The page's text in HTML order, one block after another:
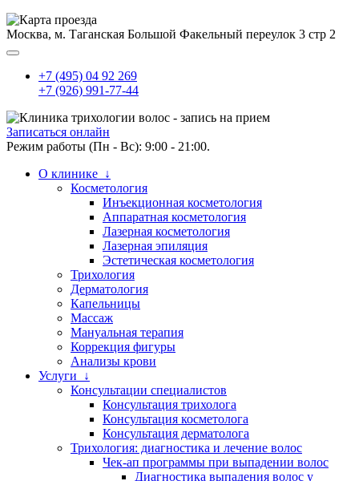
Москва, м. Таганская Большой Факельный переулок 3 стр 2
+7 (495) 04 92 269
+7 (926) 991-77-44
Записаться онлайн
Режим работы (Пн - Вс): 9:00 - 21:00.
О клинике ↓
Косметология
Инъекционная косметология
Аппаратная косметология
Лазерная косметология
Лазерная эпиляция
Эстетическая косметология
Трихология
Дерматология
Капельницы
Массаж
Мануальная терапия
Коррекция фигуры
Анализы крови
Услуги ↓
Консультации специалистов
Консультация трихолога
Консультация косметолога
Консультация дерматолога
Трихология: диагностика и лечение волос
Чек-ап программы при выпадении волос
Диагностика выпадения волос у